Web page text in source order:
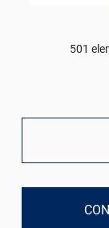
501